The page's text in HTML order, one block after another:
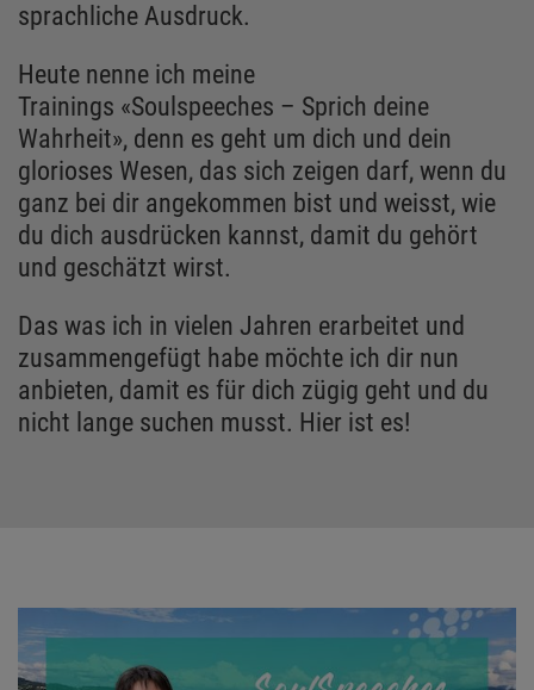
sprachliche Ausdruck.
Heute nenne ich meine
Trainings «Soulspeeches – Sprich deine
Wahrheit», denn es geht um dich und dein
glorioses Wesen, das sich zeigen darf, wenn du
ganz bei dir angekommen bist und weisst, wie
du dich ausdrücken kannst, damit du gehört
und geschätzt wirst.
Das was ich in vielen Jahren erarbeitet und
zusammengefügt habe möchte ich dir nun
anbieten, damit es für dich zügig geht und du
nicht lange suchen musst. Hier ist es!